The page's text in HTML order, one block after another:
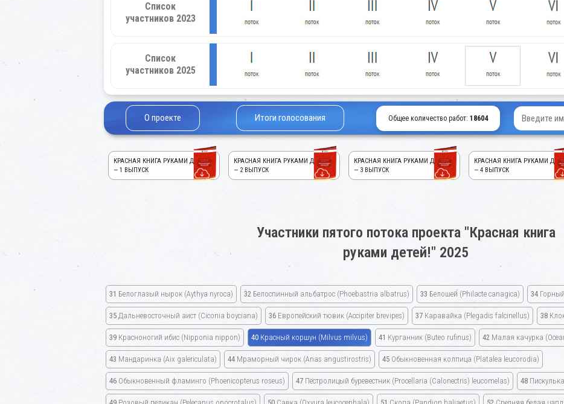
Список
участников 2023
Список
участников 2025
О проекте Итоги голосования Общее количество работ: 18604
КРАСНАЯ КНИГА РУКАМИ ДЕТЕЙ!
— 1 ВЫПУСК
КРАСНАЯ КНИГА РУКАМИ ДЕТЕЙ!
— 2 ВЫПУСК
КРАСНАЯ КНИГА РУКАМИ ДЕТЕЙ!
— 3 ВЫПУСК
КРАСНАЯ КНИГА РУКАМИ
— 4 ВЫПУСК
Участники пятого потока проекта "Красная книга
руками детей!" 2025
31 Белоглазый нырок (Aythya nyroca) 32 Белоспинный альбатрос (Phoebastria albatrus) 33 Белошей (Philacte canagica) 34
35 Дальневосточный аист (Ciconia boyciana) 36 Европейский тювик (Accipiter brevipes) 37 Каравайка (Plegadis falcinellus) 38
39 Красноногий ибис (Nipponia nippon) 40 Красный коршун (Milvus milvus) 41 Курганник (Buteo rufinus) 42 Малая качурка
43 Мандаринка (Aix galericulata) 44 Мраморный чирок (Anas angustirostris) 45 Обыкновенная колпица (Platalea leucorodia)
46 Обыкновенный фламинго (Phoenicopterus roseus) 47 Пёстролицый буревестник (Procellaria (Calonectris) leucomelas) 48 Пискулька